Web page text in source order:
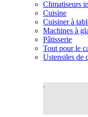
Climatiseurs
Cuisine
Cuisiner à
Machines à
Pâtisserie
Tout pour le
Ustensiles de